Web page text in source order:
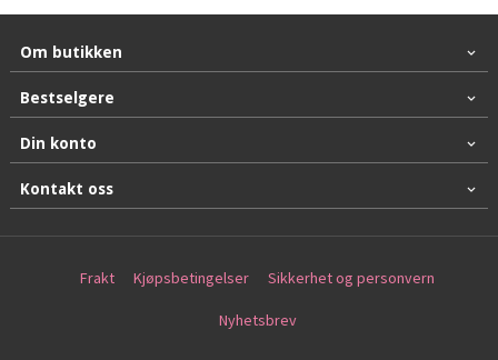
Om butikken
Bestselgere
Din konto
Kontakt oss
Frakt Kjøpsbetingelser Sikkerhet og personvern
Nyhetsbrev